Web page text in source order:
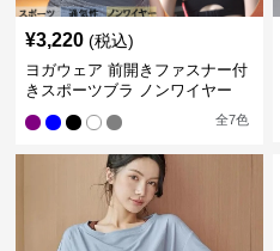
¥3,220 (税込)
ヨガウェア 前開きファスナー付
きスポーツブラ ノンワイヤー
全7色